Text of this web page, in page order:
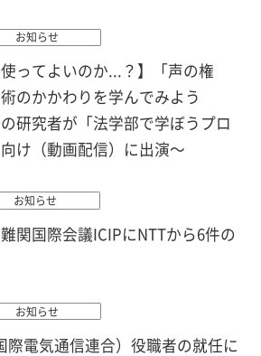
お知らせ
使ってよいのか...？】「声の権
のかかわりを学んでみよう
研究者が「法学部で学ぼうプロ
け（動画配信）に出演～
お知らせ
関国際会議ICIPにNTTから6件の
お知らせ
際電気通信連合）役職者の就任に